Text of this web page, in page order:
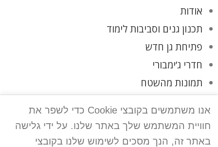
אודות
תכנון גנים וסביבות לימוד
פתיחת גן חדש
חדרי ג’ימבורי
תמונות מהשטח
מדיניות פרטיות
אנו משתמשים בקובצי Cookie כדי לשפר את
חוויית המשתמש שלך באתר שלנו. על ידי גלישה
באתר זה, הנך מסכים לשימוש שלנו בקובצי